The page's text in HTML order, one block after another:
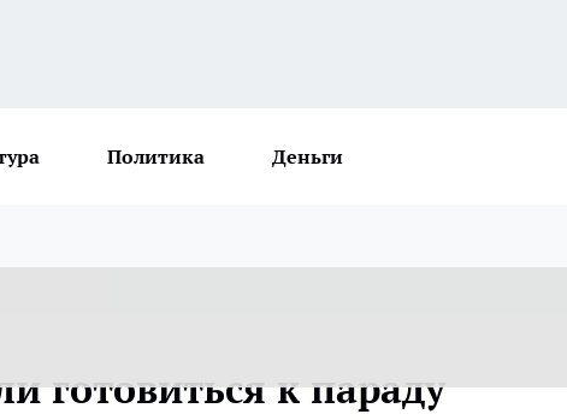
Политика Деньги
готовиться к параду